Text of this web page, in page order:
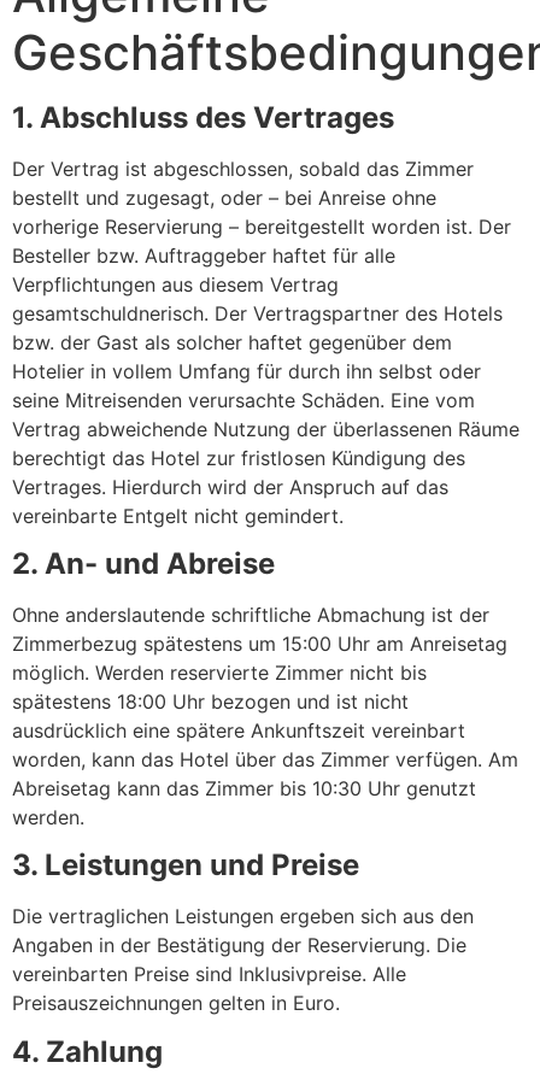
1. Abschluss des Vertrages
Der Vertrag ist abgeschlossen, sobald das Zimmer
bestellt und zugesagt, oder – bei Anreise ohne
vorherige Reservierung – bereitgestellt worden ist. Der
Besteller bzw. Auftraggeber haftet für alle
Verpflichtungen aus diesem Vertrag
gesamtschuldnerisch. Der Vertragspartner des Hotels
bzw. der Gast als solcher haftet gegenüber dem
Hotelier in vollem Umfang für durch ihn selbst oder
seine Mitreisenden verursachte Schäden. Eine vom
Vertrag abweichende Nutzung der überlassenen Räume
berechtigt das Hotel zur fristlosen Kündigung des
Vertrages. Hierdurch wird der Anspruch auf das
vereinbarte Entgelt nicht gemindert.
2. An- und Abreise
Ohne anderslautende schriftliche Abmachung ist der
Zimmerbezug spätestens um 15:00 Uhr am Anreisetag
möglich. Werden reservierte Zimmer nicht bis
spätestens 18:00 Uhr bezogen und ist nicht
ausdrücklich eine spätere Ankunftszeit vereinbart
worden, kann das Hotel über das Zimmer verfügen. Am
Abreisetag kann das Zimmer bis 10:30 Uhr genutzt
werden.
3. Leistungen und Preise
Die vertraglichen Leistungen ergeben sich aus den
Angaben in der Bestätigung der Reservierung. Die
vereinbarten Preise sind Inklusivpreise. Alle
Preisauszeichnungen gelten in Euro.
4. Zahlung